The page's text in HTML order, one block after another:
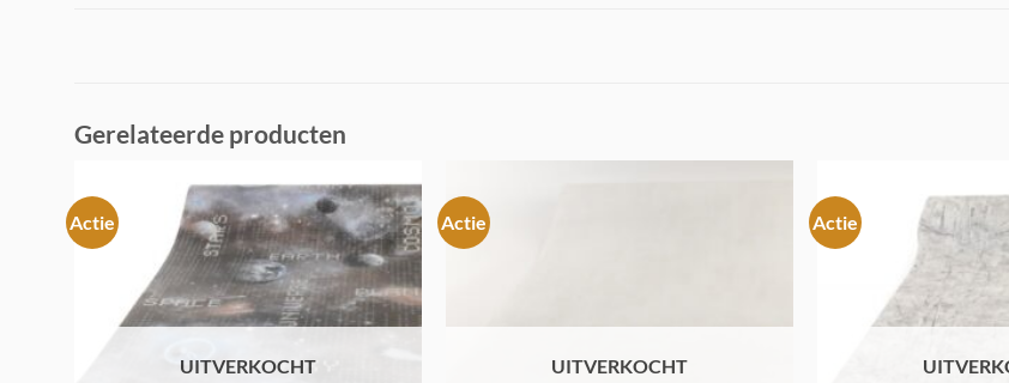
Gerelateerde producten
Actie
Toevoegen
aan
verlanglijst
UITVERKOCHT
Actie
UITVERKOCHT
Actie